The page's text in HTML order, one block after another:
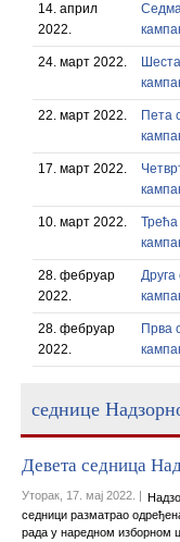
14. април
2022.
24. март 2022.
22. март 2022.
Пета
17. март 2022.
10. март 2022.
28. фебруар
2022.
28. фебруар
2022.
Прва
седнице
Девета седница
Уторак, 17. мај 2022. |
седници разматрао
рада у наредном изборном